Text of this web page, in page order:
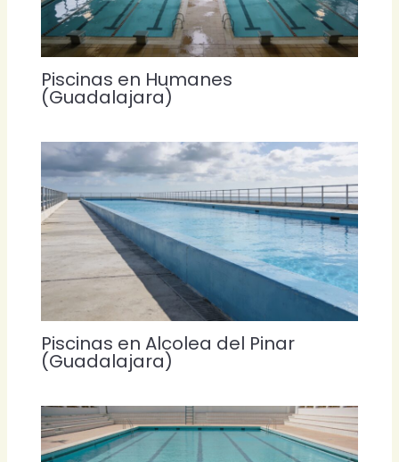
Piscinas en Humanes
(Guadalajara)
Piscinas en Alcolea del Pinar
(Guadalajara)